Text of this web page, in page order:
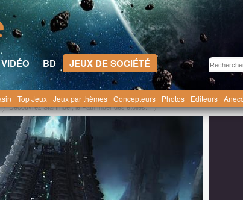
BD
JEUX DE SOCIÉTÉ
Top Jeux Jeux par thèmes Concepteurs Photos Editeurs
Découvrez Starfinder, le Pathfinder des étoiles...